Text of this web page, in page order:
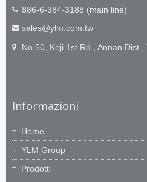
886-6-384-3188 (main line)
sales@ylm.com.tw
No.50, Keji 1st Rd., Annan
Informazioni
Home
YLM Group
Prodotti